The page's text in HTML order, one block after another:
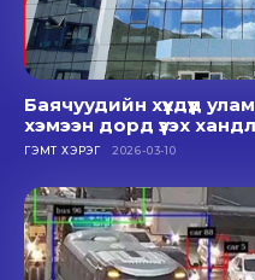
Баячуудийн хүүхдүүд
хэмээн дорд үзэх
ГЭМТ ХЭРЭГ 2026-03-10